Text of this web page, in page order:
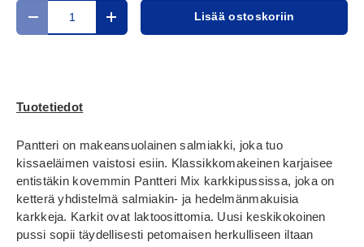
Määrä
Translation missing: fi.cart.items.decrease_quantity
Translation missing:Lisää ostoskoriin
Tuotetiedot
Pantteri on makeansuolainen salmiakki, joka tuo
kissaeläimen vaistosi esiin. Klassikkomakeinen karjaisee
entistäkin kovemmin Pantteri Mix karkkipussissa, joka on
ketterä yhdistelmä salmiakin- ja hedelmänmakuisia
karkkeja. Karkit ovat laktoosittomia. Uusi keskikokoinen
pussi sopii täydellisesti petomaisen herkulliseen iltaan